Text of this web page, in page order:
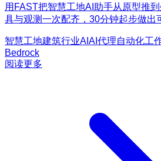
用FAST把智慧工地AI助手从原型推
具与观测一次配齐，30分钟起步做出
智慧工地建筑行业AI AI代理自动化工
Bedrock
阅读更多